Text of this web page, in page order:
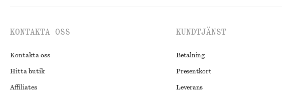
KONTAKTA OSS
Kontakta oss
Hitta butik
Affiliates
KUNDTJÄNST
Betalning
Presentkort
Leverans